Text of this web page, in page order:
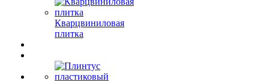
Кварцвиниловая
плитка